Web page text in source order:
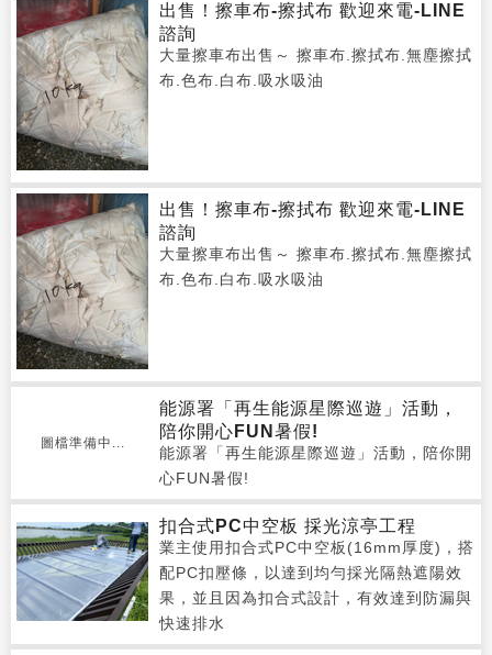
出售！擦車布-擦拭布 歡迎來電-LINE
諮詢
大量擦車布出售～ 擦車布.擦拭布.無塵擦拭
布.色布.白布.吸水吸油
出售！擦車布-擦拭布 歡迎來電-LINE
諮詢
大量擦車布出售～ 擦車布.擦拭布.無塵擦拭
布.色布.白布.吸水吸油
圖檔準備中...
能源署「再生能源星際巡遊」活動，
陪你開心FUN暑假!
能源署「再生能源星際巡遊」活動，陪你開
心FUN暑假!
扣合式PC中空板 採光涼亭工程
業主使用扣合式PC中空板(16mm厚度)，搭
配PC扣壓條，以達到均勻採光隔熱遮陽效
果，並且因為扣合式設計，有效達到防漏與
快速排水